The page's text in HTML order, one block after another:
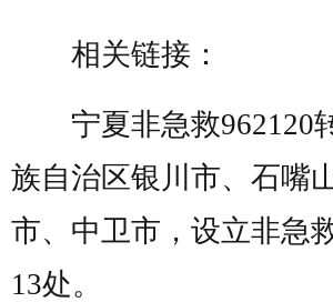
相关链接：
宁夏非急救962120
族自治区银川市、石嘴
市、中卫市，设立非急
13处。